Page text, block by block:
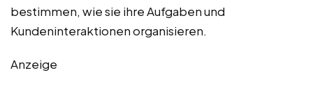
bestimmen, wie sie ihre Aufgaben und
Kundeninteraktionen organisieren.
Anzeige